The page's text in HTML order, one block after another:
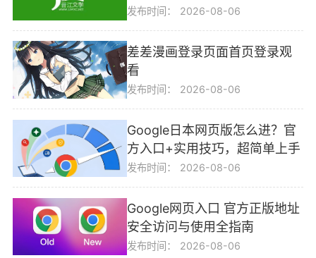
发布时间： 2026-08-06
差差漫画登录页面首页登录观
看
发布时间： 2026-08-06
Google日本网页版怎么进？官
方入口+实用技巧，超简单上手
发布时间： 2026-08-06
Google网页入口 官方正版地址
安全访问与使用全指南
发布时间： 2026-08-06